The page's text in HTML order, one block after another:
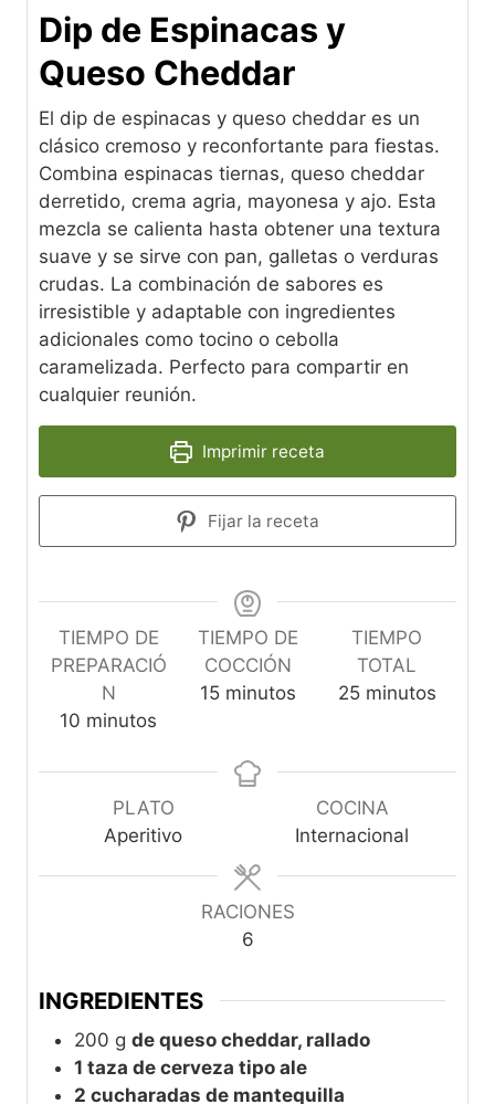
Dip de Espinacas y
Queso Cheddar
El dip de espinacas y queso cheddar es un
clásico cremoso y reconfortante para fiestas.
Combina espinacas tiernas, queso cheddar
derretido, crema agria, mayonesa y ajo. Esta
mezcla se calienta hasta obtener una textura
suave y se sirve con pan, galletas o verduras
crudas. La combinación de sabores es
irresistible y adaptable con ingredientes
adicionales como tocino o cebolla
caramelizada. Perfecto para compartir en
cualquier reunión.
Imprimir receta
Fijar la receta
TIEMPO DE
PREPARACIÓ
N
10 m
n
minutos
TIEMPO DE
COCCIÓN
15mminutos
TIEMPO
TOTAL
25m
u
t
o
minutos
PLATO
Aperitivo
COCINA
Internacional
RACIONES
6
INGREDIENTES
200 g de queso cheddar, rallado
1 taza de cerveza tipo ale
2 cucharadas de mantequilla